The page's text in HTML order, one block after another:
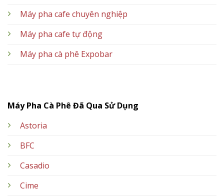
Máy pha cafe chuyên nghiệp
Máy pha cafe tự động
Máy pha cà phê Expobar
Máy Pha Cà Phê Đã Qua Sử Dụng
Astoria
BFC
Casadio
Cime